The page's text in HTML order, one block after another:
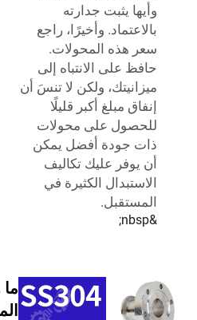
وأيها يثبت جدارته
بالاعتماد. وأخيرًا، راجع
سعر هذه المحولات.
حافظ على الانتباه إلى
ميزانيتك، ولكن لا تنسَ أن
إنفاق مبلغ أكبر قليلًا
للحصول على محولات
ذات جودة أفضل يمكن
أن يوفر عليك تكاليف
الاستبدال الكثيرة في
المستقبل.
&nbsp;